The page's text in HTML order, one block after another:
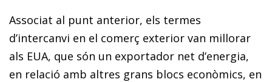
Associat al punt anterior, els termes
d’intercanvi en el comerç exterior van millorar
als EUA, que són un exportador net d’energia,
en relació amb altres grans blocs econòmics, en